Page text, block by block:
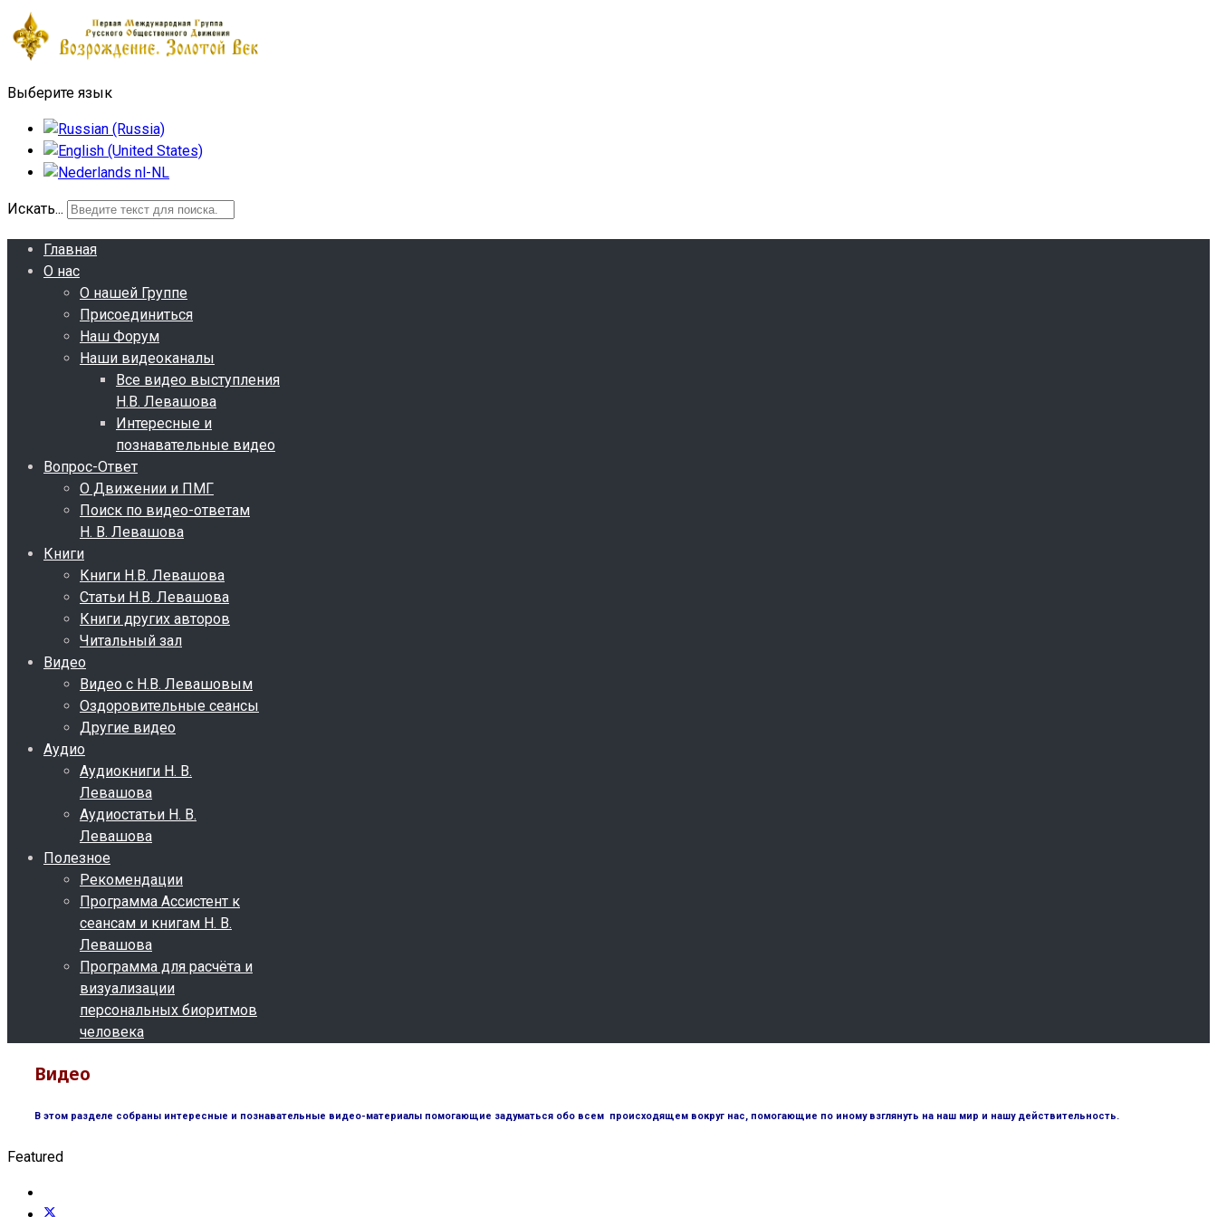
Выберите язык
Искать...
Главная
О нас
О нашей Группе
Присоединиться
Наш Форум
Наши видеоканалы
Все видео выступления
Н.В. Левашова
Интересные и
познавательные видео
Вопрос-Ответ
О Движении и ПМГ
Поиск по видео-ответам
Н. В. Левашова
Книги
Книги Н.В. Левашова
Статьи Н.В. Левашова
Книги других авторов
Читальный зал
Видео
Видео с Н.В. Левашовым
Оздоровительные сеансы
Другие видео
Аудио
Аудиокниги Н. В.
Левашова
Аудиостатьи Н. В.
Левашова
Полезное
Рекомендации
Программа Ассистент к
сеансам и книгам Н. В.
Левашова
Программа для расчёта и
визуализации
персональных биоритмов
человека
Видео
В этом разделе собраны интересные и познавательные видео-материалы помогающие задуматься обо всем происходящем вокруг нас, помогающие по иному взглянуть на наш мир и нашу действительность.
Featured